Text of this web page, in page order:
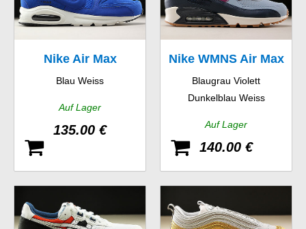
Nike Air Max
Command Premium
Blau Weiss
Auf Lager
135.00 €
Nike WMNS Air Max
90 Essential
Blaugrau Violett
Dunkelblau Weiss
Auf Lager
140.00 €